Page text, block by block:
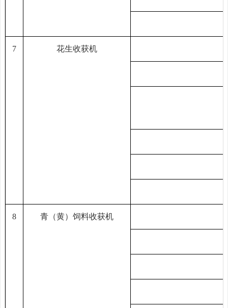
7 花生收获机
8 青（黄）饲料收获机